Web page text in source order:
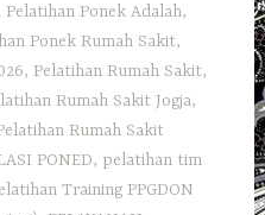
Pelatihan Ponek Adalah,
Ponek Rumah Sakit,
, Pelatihan Rumah Sakit‎,
Rumah Sakit Jogja,
Rumah Sakit
PONED, pelatihan tim
Training PPGDON